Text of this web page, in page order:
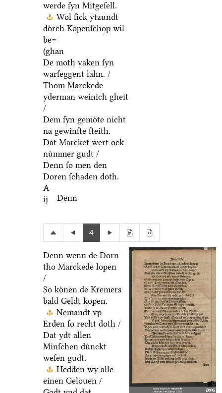
werde ſyn Mitgeſell.
Wol ſick ytzundt
doͤrch Kopenſchop wil
be=
(ghan
De moth vaken ſyn
warſeggent lahn. /
Thom Marckede
yderman weinich gheit
/
Dem ſyn gemoͤte nicht
na gewinſte ſteith.
Dat Marcket wert ock
nuͤmmer gudt /
Denn ſo men den
Doren ſchaden doth.
A
ij
Denn
4
Denn wenn de Dorn
tho Marckede lopen
/
So koͤnen de Kremers
bald Geldt kopen.
Nemandt vp
Erden ſo recht doth /
Dat ydt allen
Minſchen duͤnckt
weſen gudt.
Hedden wy alle
einen Gelouen /